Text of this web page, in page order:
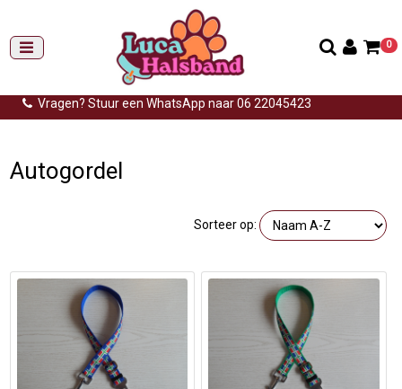
Gemiddelde levertijd: 3 tot 14 werkdagen
Gratis verzending (NL) vanaf €99,-
Vragen? Stuur een WhatsApp naar 06 22045423
0
Autogordel
Sorteer op: